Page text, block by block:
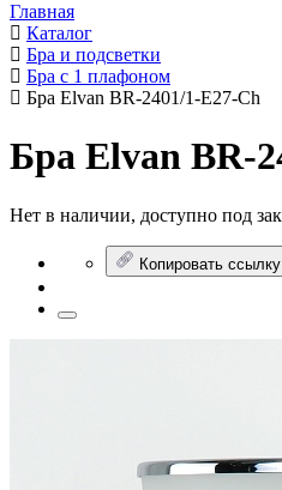
Главная
Каталог
Бра и подсветки
Бра с 1 плафоном
Бра Elvan BR-2401/1-E27-Ch
Бра Elvan BR-
Нет в наличии, доступно под
Копировать ссылку